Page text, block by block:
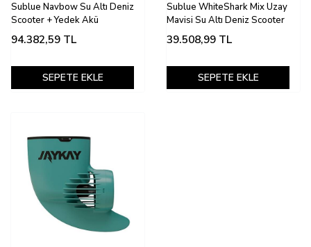
Sublue Navbow Su Altı Deniz
Scooter + Yedek Akü
94.382,59 TL
SEPETE EKLE
Sublue WhiteShark Mix Uzay
Mavisi Su Altı Deniz Scooter
39.508,99 TL
SEPETE EKLE